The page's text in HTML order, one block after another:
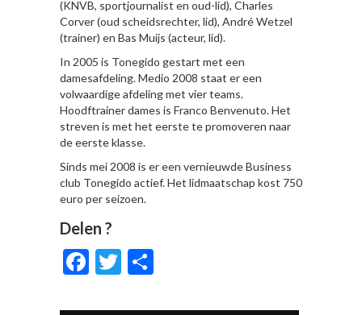
(KNVB, sportjournalist en oud-lid), Charles
Corver (oud scheidsrechter, lid), André Wetzel
(trainer) en Bas Muijs (acteur, lid).
In 2005 is Tonegido gestart met een
damesafdeling. Medio 2008 staat er een
volwaardige afdeling met vier teams.
Hoodftrainer dames is Franco Benvenuto. Het
streven is met het eerste te promoveren naar
de eerste klasse.
Sinds mei 2008 is er een vernieuwde Business
club Tonegido actief. Het lidmaatschap kost 750
euro per seizoen.
Delen ?
Facebook
Twitter